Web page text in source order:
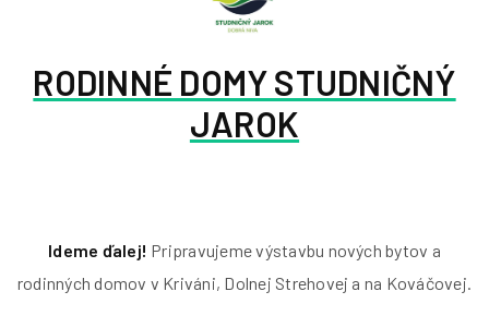
RODINNÉ DOMY STUDNIČNÝ
JAROK
Ideme ďalej! Pripravujeme výstavbu nových bytov a
rodinných domov v Kriváni, Dolnej Strehovej a na Kováčovej.